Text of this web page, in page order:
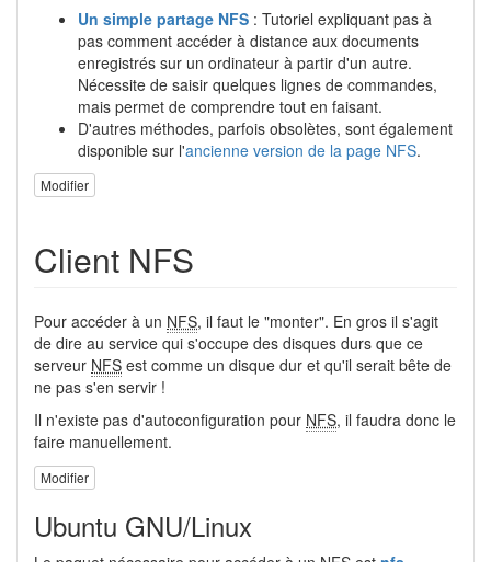
Un simple partage NFS : Tutoriel expliquant pas à
pas comment accéder à distance aux documents
enregistrés sur un ordinateur à partir d'un autre.
Nécessite de saisir quelques lignes de commandes,
mais permet de comprendre tout en faisant.
D'autres méthodes, parfois obsolètes, sont également
disponible sur l'ancienne version de la page NFS.
Modifier
Client NFS
Pour accéder à un NFS, il faut le "monter". En gros il s'agit
de dire au service qui s'occupe des disques durs que ce
serveur NFS est comme un disque dur et qu'il serait bête de
ne pas s'en servir !
Il n'existe pas d'autoconfiguration pour NFS, il faudra donc le
faire manuellement.
Modifier
Ubuntu GNU/Linux